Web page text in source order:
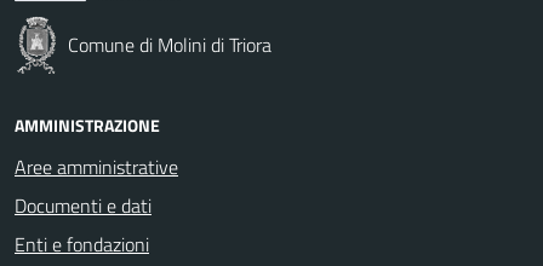
Comune di Molini di Triora
AMMINISTRAZIONE
Aree amministrative
Documenti e dati
Enti e fondazioni